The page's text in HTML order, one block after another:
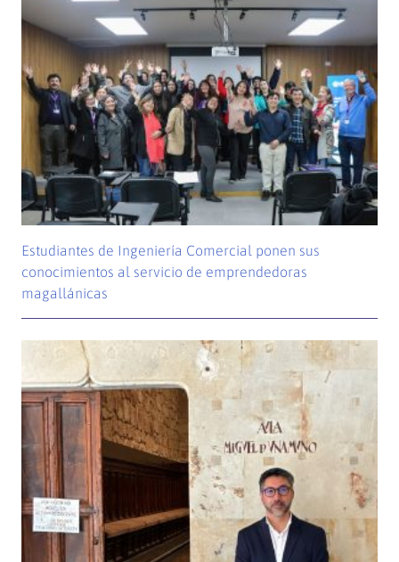
Estudiantes de Ingeniería Comercial ponen sus
conocimientos al servicio de emprendedoras
magallánicas